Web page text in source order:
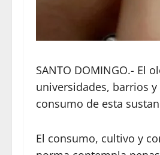
SANTO DOMINGO.- El
universidades, barrios
consumo de esta
El consumo, cultivo y